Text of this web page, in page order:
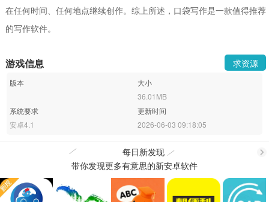
在任何时间、任何地点继续创作。综上所述，口袋写作是一款值得推荐
的写作软件。
游戏信息 求资源
版本
大小
36.01MB
系统要求
安卓4.1
更新时间
2026-06-03 09:18:05
每日新发现
更
带你发现更多有意思的新安卓软件